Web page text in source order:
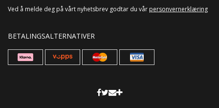
Ved å melde deg på vårt nyhetsbrev godtar du vår personvernerklæring
BETALINGSALTERNATIVER